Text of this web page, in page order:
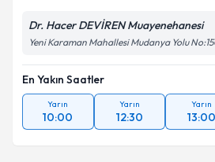
Dr. Hacer DEVİREN Muayenehanesi
Yeni Karaman Mahallesi Mudanya Yolu
En Yakın Saatler
Yarın
10:00
Yarın
12:30
Yarın
13:00